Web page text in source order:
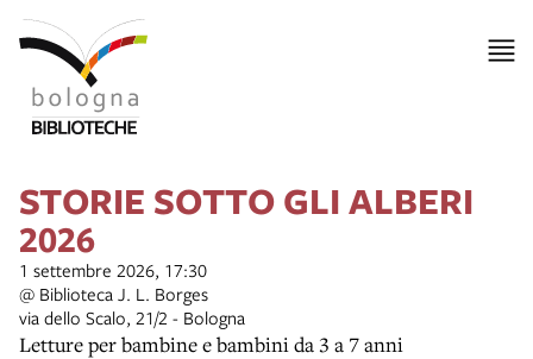
STORIE SOTTO GLI ALBERI
2026
1 settembre 2026, 17:30
@ Biblioteca J. L. Borges
via dello Scalo, 21/2 - Bologna
Letture per bambine e bambini da 3 a 7 anni